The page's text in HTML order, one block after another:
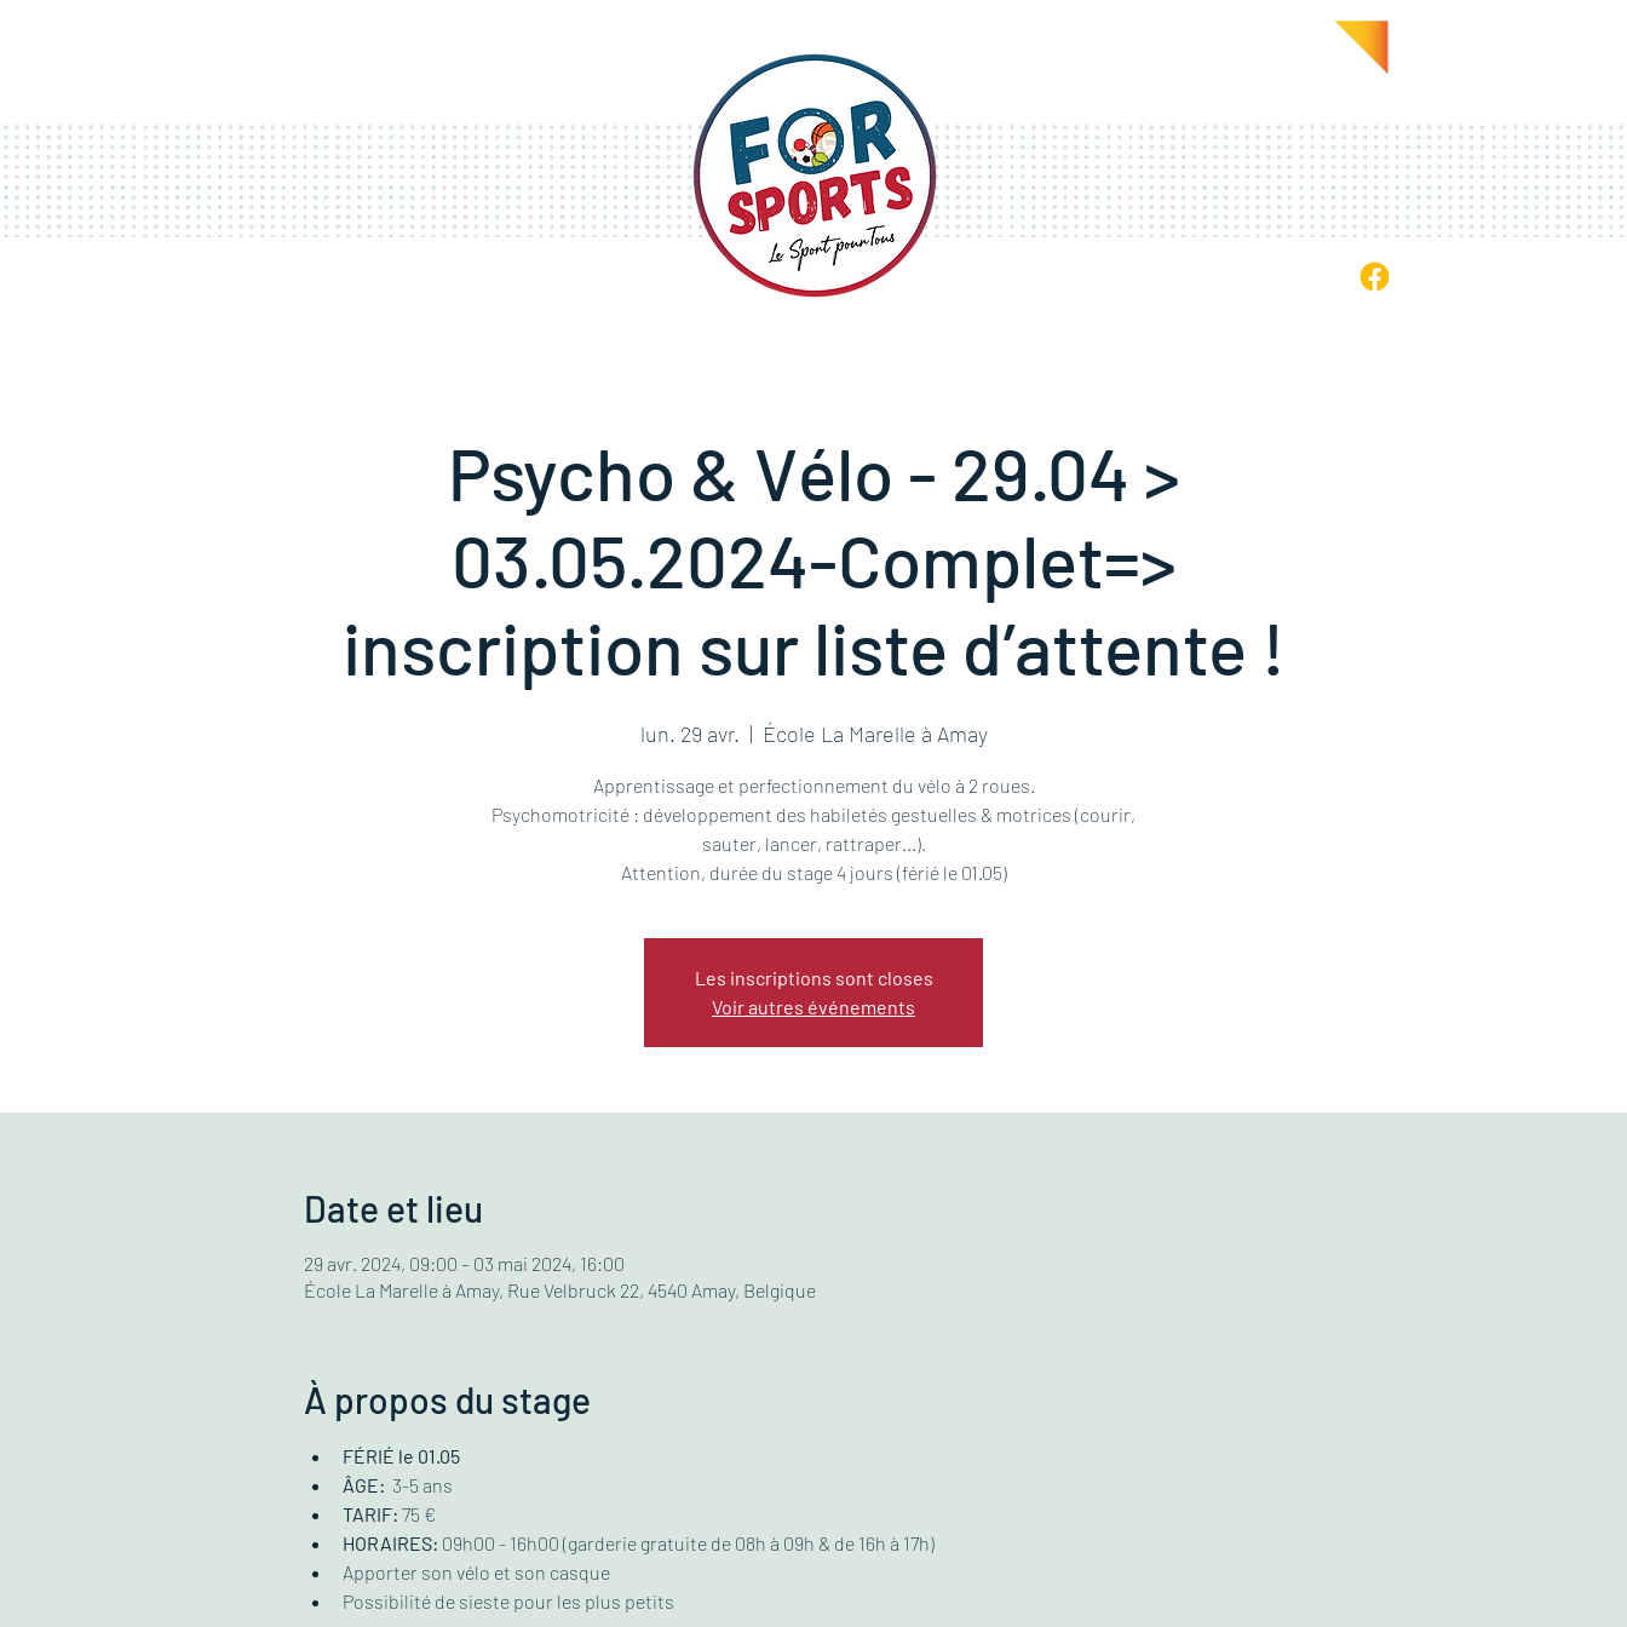
Psycho & Vélo - 29.04 >
03.05.2024-Complet=>
inscription sur liste d’attente !
lun. 29 avr.
  |
École La Marelle à Amay
Apprentissage et perfectionnement du vélo à 2 roues.
Psychomotricité : développement des habiletés gestuelles & motrices (courir,
sauter, lancer, rattraper...).
Attention, durée du stage 4 jours (férié le 01.05)
Les inscriptions sont closes
Voir autres événements
Date et lieu
29 avr. 2024, 09:00 – 03 mai 2024, 16:00
École La Marelle à Amay, Rue Velbruck 22, 4540 Amay, Belgique
À propos du stage
FÉRIÉ le 01.05
ÂGE: 3-5 ans
TARIF: 75 €
HORAIRES: 09h00 - 16h00 (garderie gratuite de 08h à 09h & de 16h à 17h)
Apporter son vélo et son casque
Possibilité de sieste pour les plus petits